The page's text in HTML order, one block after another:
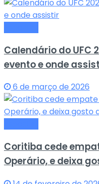
Calendário do UFC
evento e onde
6 de março de 2026
Coritiba cede
Operário, e deixa